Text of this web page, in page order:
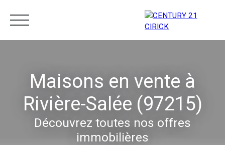
Estimation 05 96 10 62 21
Maisons en vente à
Rivière-Salée (97215)
Découvrez toutes nos offres
immobilières